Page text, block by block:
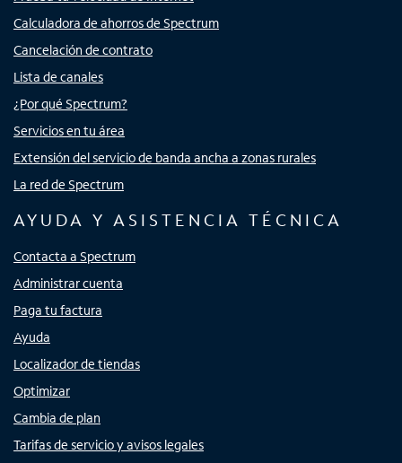
Calculadora de ahorros de Spectrum
Cancelación de contrato
Lista de canales
¿Por qué Spectrum?
Servicios en tu área
Extensión del servicio de banda ancha a zonas rurales
La red de Spectrum
AYUDA Y ASISTENCIA TÉCNICA
Contacta a Spectrum
Administrar cuenta
Paga tu factura
Ayuda
Localizador de tiendas
Optimizar
Cambia de plan
Tarifas de servicio y avisos legales